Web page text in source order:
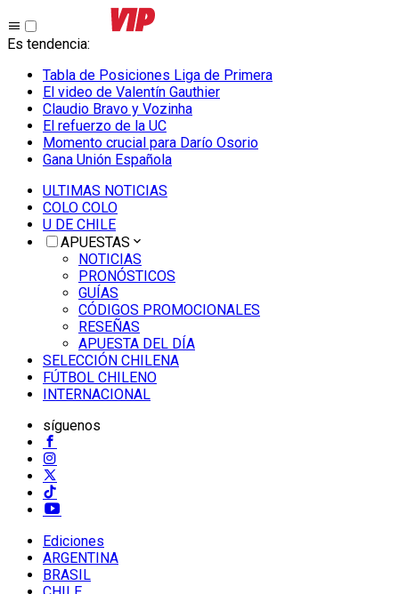
Es tendencia:
Tabla de Posiciones Liga de Primera
El video de Valentín Gauthier
Claudio Bravo y Vozinha
El refuerzo de la UC
Momento crucial para Darío Osorio
Gana Unión Española
ULTIMAS NOTICIAS
COLO COLO
U DE CHILE
APUESTAS
NOTICIAS
PRONÓSTICOS
GUÍAS
CÓDIGOS PROMOCIONALES
RESEÑAS
APUESTA DEL DÍA
SELECCIÓN CHILENA
FÚTBOL CHILENO
INTERNACIONAL
síguenos
Ediciones
ARGENTINA
BRASIL